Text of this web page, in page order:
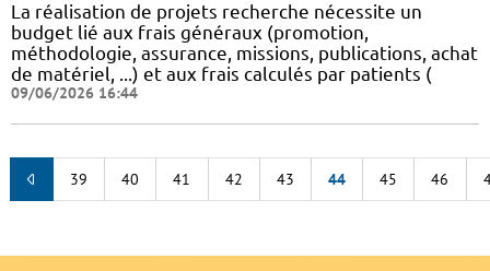
La réalisation de projets recherche nécessite un
budget lié aux frais généraux (promotion,
méthodologie, assurance, missions, publications, achat
de matériel, ...) et aux frais calculés par patients (
09/06/2026 16:44
39 40 41 42 43 44 45 46